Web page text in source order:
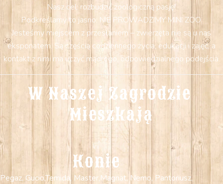
Nasz cel: rozbudzić zoologiczną pasję!
Podkreślamy to jasno: NIE PROWADZIMY MINI ZOO.
Jesteśmy miejscem z przesłaniem – zwierzęta nie są u nas
eksponatem. Są częścią codziennego życia, edukacji i zajęć, a
kontakt z nimi ma uczyć mądrego, odpowiedzialnego podejścia.
W Naszej Zagrodzie
Mieszkają
Konie
Pegaz, Gucio,Temida, Master,Magnat, Nemo, Pantoriusz,